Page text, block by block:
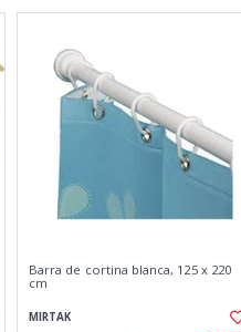
Barra de cortina blanca, 125 x 220
cm
MIRTAK